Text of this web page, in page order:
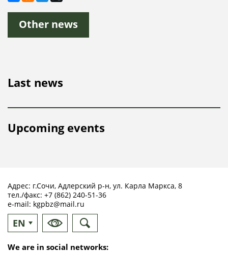
Other news
Last news
Upcoming events
Адрес: г.Сочи, Адлерский р-н, ул. Карла Маркса, 8
тел./факс: +7 (862) 240-51-36
e-mail: kgpbz@mail.ru
EN
RU
We are in social networks: